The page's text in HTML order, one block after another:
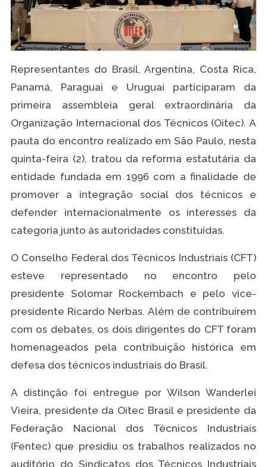
Representantes do Brasil, Argentina, Costa Rica,
Panamá, Paraguai e Uruguai participaram da
primeira assembleia geral extraordinária da
Organização Internacional dos Técnicos (Oitec). A
pauta do encontro realizado em São Paulo, nesta
quinta-feira (2), tratou da reforma estatutária da
entidade fundada em 1996 com a finalidade de
promover a integração social dos técnicos e
defender internacionalmente os interesses da
categoria junto às autoridades constituídas.
O Conselho Federal dos Técnicos Industriais (CFT)
esteve representado no encontro pelo
presidente Solomar Rockembach e pelo vice-
presidente Ricardo Nerbas. Além de contribuírem
com os debates, os dois dirigentes do CFT foram
homenageados pela contribuição histórica em
defesa dos técnicos industriais do Brasil.
A distinção foi entregue por Wilson Wanderlei
Vieira, presidente da Oitec Brasil e presidente da
Federação Nacional dos Técnicos Industriais
(Fentec) que presidiu os trabalhos realizados no
auditório do Sindicatos dos Técnicos Industriais